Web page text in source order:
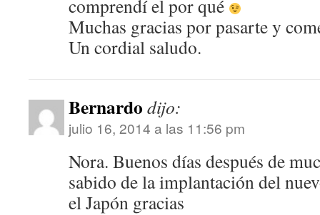
comprendí el por qué
Muchas gracias por pasarte y
Un cordial saludo.
Bernardo dijo:
julio 16, 2014 a las 11:56 pm
Nora. Buenos días después de
sabido de la implantación del
el Japón gracias